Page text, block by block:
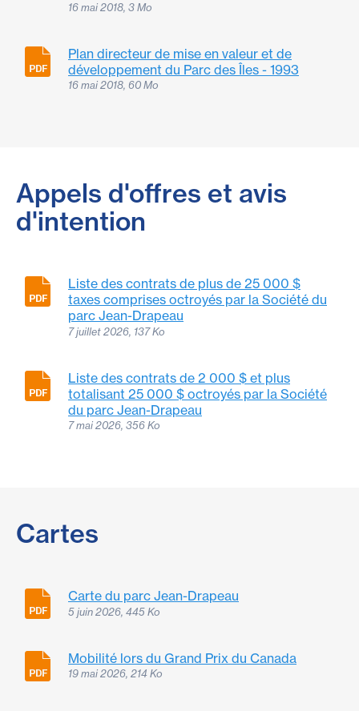
16 mai 2018, 3 Mo
Plan directeur de mise en valeur et de
développement du Parc des Îles - 1993
16 mai 2018, 60 Mo
Appels d'offres et avis
d'intention
Liste des contrats de plus de 25 000 $
taxes comprises octroyés par la Société du
parc Jean-Drapeau
7 juillet 2026, 137 Ko
Liste des contrats de 2 000 $ et plus
totalisant 25 000 $ octroyés par la Société
du parc Jean-Drapeau
7 mai 2026, 356 Ko
Cartes
Carte du parc Jean-Drapeau
5 juin 2026, 445 Ko
Mobilité lors du Grand Prix du Canada
19 mai 2026, 214 Ko